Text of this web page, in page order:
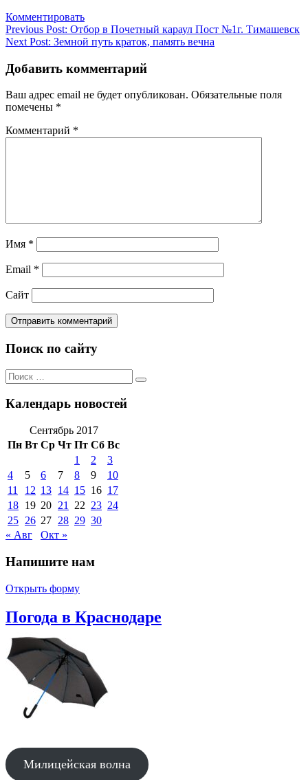
Комментировать
Навигация
по
записям
Previous Post: Отбор в Почетный караул Пост №1г. Тимашевск
Next Post: Земной путь краток, память вечна
Добавить комментарий
Ваш адрес email не будет опубликован. Обязательные поля
помечены *
Комментарий *
Имя *
Email *
Сайт
Поиск по сайту
Поиск
по:
Поиск
Календарь новостей
Сентябрь 2017
Пн Вт Ср Чт Пт Сб Вс
1
2
3
4
5 6 7 8 9
10
11
12 13 14 15 16 17
18 19 20 21 22 23 24
25 26 27 28 29 30
« Авг
Окт »
Напишите нам
Открыть форму
Погода в Краснодаре
Милицейская волна